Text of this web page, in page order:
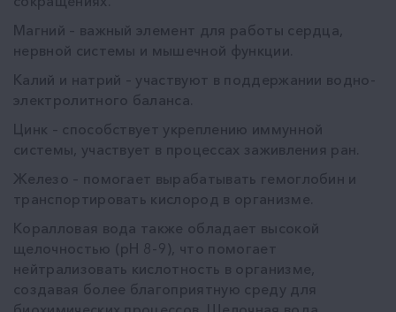
Магний – важный элемент для работы сердца,
нервной системы и мышечной функции.
Калий и натрий – участвуют в поддержании водно-
электролитного баланса.
Цинк – способствует укреплению иммунной
системы, участвует в процессах заживления ран.
Железо – помогает вырабатывать гемоглобин и
транспортировать кислород в организме.
Коралловая вода также обладает высокой
щелочностью (pH 8-9), что помогает
нейтрализовать кислотность в организме,
создавая более благоприятную среду для